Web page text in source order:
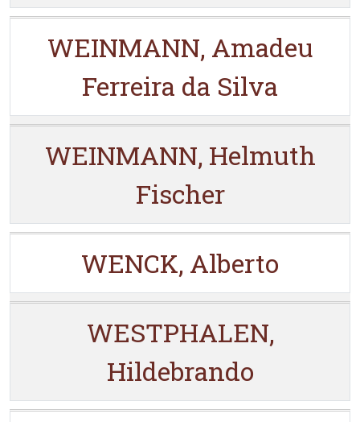
WEINMANN, Amadeu
Ferreira da Silva
WEINMANN, Helmuth
Fischer
WENCK, Alberto
WESTPHALEN,
Hildebrando